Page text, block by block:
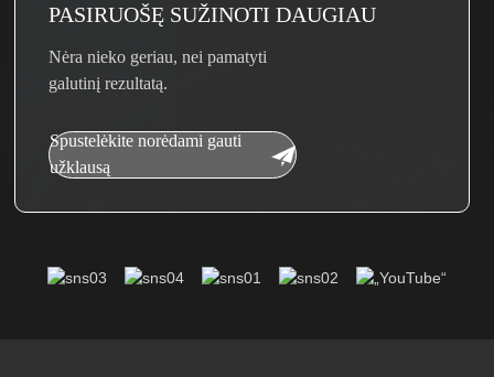
PASIRUOŠĘ SUŽINOTI DAUGIAU
Nėra nieko geriau, nei pamatyti
galutinį rezultatą.
Spustelėkite norėdami gauti
užklausą